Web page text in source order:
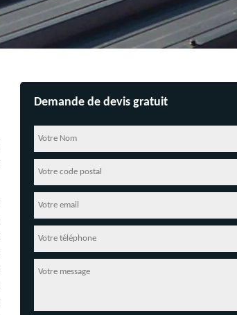
Demande de devis gratuit